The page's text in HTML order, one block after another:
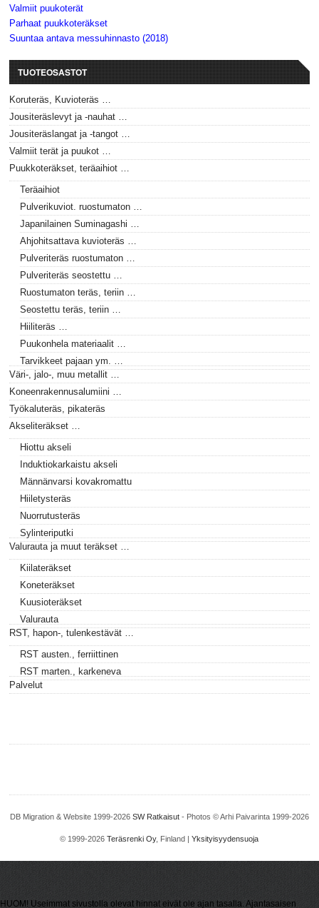
Valmiit puukoterät
Parhaat puukkoteräkset
Suuntaa antava messuhinnasto (2018)
TUOTEOSASTOT
Koruteräs, Kuvioteräs …
Jousiteräslevyt ja -nauhat …
Jousiteräslangat ja -tangot …
Valmiit terät ja puukot …
Puukkoteräkset, teräaihiot …
Teräaihiot
Pulverikuviot. ruostumaton …
Japanilainen Suminagashi …
Ahjohitsattava kuvioteräs …
Pulveriteräs ruostumaton …
Pulveriteräs seostettu …
Ruostumaton teräs, teriin …
Seostettu teräs, teriin …
Hiiliteräs …
Puukonhela materiaalit …
Tarvikkeet pajaan ym. …
Väri-, jalo-, muu metallit …
Koneenrakennusalumiini …
Työkaluteräs, pikateräs
Akseliteräkset …
Hiottu akseli
Induktiokarkaistu akseli
Männänvarsi kovakromattu
Hiiletysteräs
Nuorrutusteräs
Sylinteriputki
Valurauta ja muut teräkset …
Kiilateräkset
Koneteräkset
Kuusioteräkset
Valurauta
RST, hapon-, tulenkestävät …
RST austen., ferriittinen
RST marten., karkeneva
Palvelut
DB Migration & Website 1999-2026 SW Ratkaisut- Photos © Arhi Paivarinta 1999-2026
© 1999-2026Teräsrenki Oy, Finland |Yksityisyydensuoja
HUOM! Useimmat sivustolla olevat hinnat eivät ole ajan tasalla. Ajantasaisen